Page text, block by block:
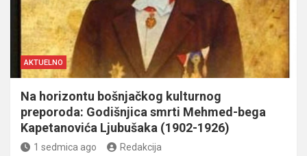
AKTUELNO
Na horizontu bošnjačkog kulturnog
preporoda: Godišnjica smrti Mehmed-bega
Kapetanovića Ljubušaka (1902-1926)
1 sedmica ago Redakcija